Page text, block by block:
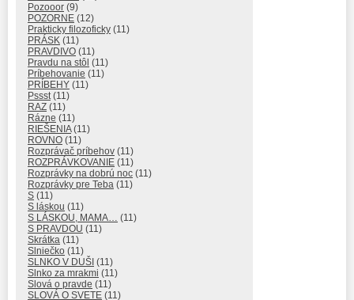
Pozooor (9)
POZORNE (12)
Prakticky filozoficky (11)
PRÁSK (11)
PRAVDIVO (11)
Pravdu na stôl (11)
Príbehovanie (11)
PRÍBEHY (11)
Pssst(11)
RAZ (11)
Rázne (11)
RIEŠENIA(11)
ROVNO (11)
Rozprávač príbehov (11)
ROZPRÁVKOVANIE (11)
Rozprávky na dobrú noc (11)
Rozprávky pre Teba (11)
S (11)
S láskou (11)
S LÁSKOU, MAMA… (11)
S PRAVDOU (11)
Skrátka (11)
Slniečko (11)
SLNKO V DUŠI (11)
Slnko za mrakmi (11)
Slová o pravde (11)
SLOVÁ O SVETE (11)